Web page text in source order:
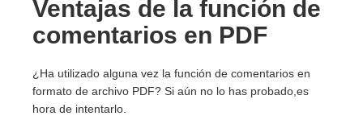
Ventajas de la función de
comentarios en PDF
¿Ha utilizado alguna vez la función de comentarios en
formato de archivo PDF? Si aún no lo has probado,es
hora de intentarlo.